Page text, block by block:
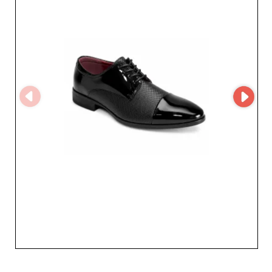
ses prix compétitifs. Son engagement envers la
satisfaction des revendeurs en fait un acteur clé du
enrichir votre offre de chaussures homme avec des
modèles qui allient élégance, solidité et confort, et
positionnez votre boutique parmi les références de la
mode masculine.